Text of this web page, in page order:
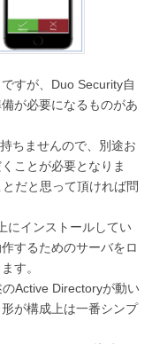
すが、Duo Security自
が必要になるものがあ
ちませんので、別途お
ことが必要となりま
だと思って頂ければ問
にインストールしてい
するためのサーバをロ
す。
Active Directoryが動い
が構成上は一番シンプ